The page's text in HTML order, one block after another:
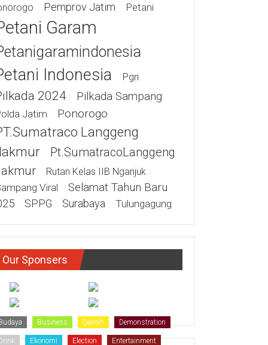
Pemprov Jatim Petani
Garam
Indonesia Pgri
2024 Pilkada Sampang
Jatim Ponorogo
Langgeng
Pt.SumatracoLanggeng
Rutan Kelas IIB Nganjuk
Viral
Selamat Tahun Baru
SPPG Surabaya Tulungagung
Our Sponsers
Business Dearah Demonstration
Drink Ekonomi Election Entertainment